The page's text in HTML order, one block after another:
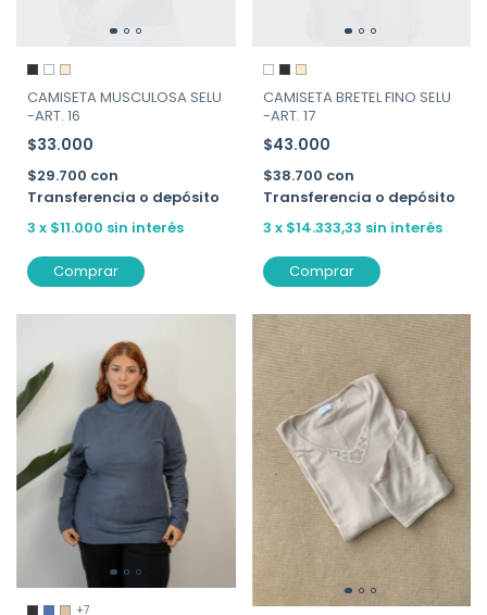
CAMISETA MUSCULOSA SELU
-ART. 16
$33.000
$29.700 con
Transferencia o depósito
3 x $11.000 sin interés
Comprar
CAMISETA BRETEL FINO SELU
-ART. 17
$43.000
$38.700 con
Transferencia o depósito
3 x $14.333,33 sin interés
Comprar
+7